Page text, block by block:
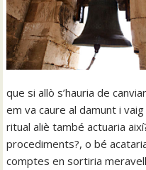
que si allò s’hauria de
em va caure al damunt i
ritual aliè també actuaria
procediments?, o bé
comptes en sortiria